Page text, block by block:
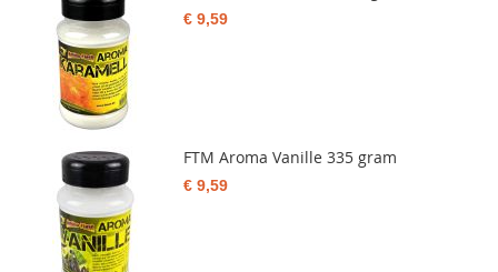
€ 9,59
FTM Aroma Vanille 335 gram
€ 9,59